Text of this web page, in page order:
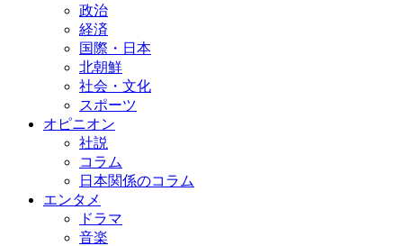
政治
経済
国際・日本
北朝鮮
社会・文化
スポーツ
オピニオン
社説
コラム
日本関係のコラム
エンタメ
ドラマ
音楽